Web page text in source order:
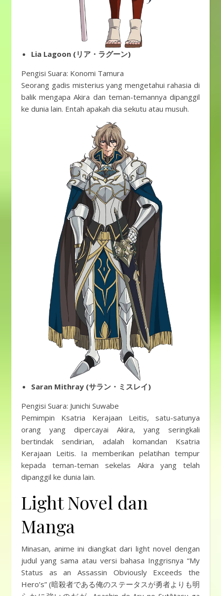
Lia Lagoon (リア・ラグーン)
Pengisi Suara: Konomi Tamura
Seorang gadis misterius yang mengetahui rahasia di
balik mengapa Akira dan teman-temannya dipanggil
ke dunia lain. Entah apakah dia sekutu atau musuh.
Saran Mithray (サラン・ミスレイ)
Pengisi Suara: Junichi Suwabe
Pemimpin Ksatria Kerajaan Leitis, satu-satunya
orang yang dipercayai Akira, yang seringkali
bertindak sendirian, adalah komandan Ksatria
Kerajaan Leitis. Ia memberikan pelatihan tempur
kepada teman-teman sekelas Akira yang telah
dipanggil ke dunia lain.
Light Novel dan
Manga
Minasan, anime ini diangkat dari light novel dengan
judul yang sama atau versi bahasa Inggrisnya “My
Status as an Assassin Obviously Exceeds the
Hero’s” (暗殺者である俺のステータスが勇者よりも明